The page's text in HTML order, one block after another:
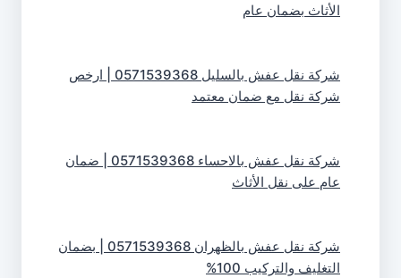
الأثاث بضمان عام
شركة نقل عفش بالسليل 0571539368 | ارخص
شركة نقل مع ضمان معتمد
شركة نقل عفش بالاحساء 0571539368 | ضمان
عام على نقل الأثاث
شركة نقل عفش بالظهران 0571539368 | بضمان
التغليف والتركيب 100%